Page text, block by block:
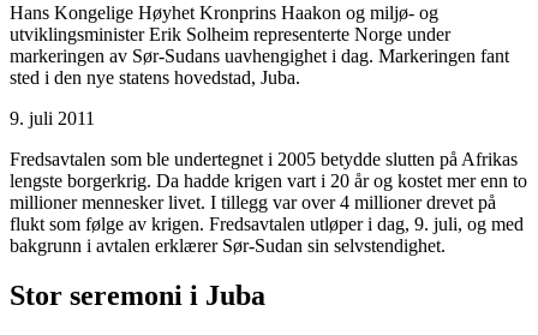
Hans Kongelige Høyhet Kronprins Haakon og miljø- og
utviklingsminister Erik Solheim representerte Norge under
markeringen av Sør-Sudans uavhengighet i dag. Markeringen fant
sted i den nye statens hovedstad, Juba.
9. juli 2011
Fredsavtalen som ble undertegnet i 2005 betydde slutten på Afrikas
lengste borgerkrig. Da hadde krigen vart i 20 år og kostet mer enn to
millioner mennesker livet. I tillegg var over 4 millioner drevet på
flukt som følge av krigen. Fredsavtalen utløper i dag, 9. juli, og med
bakgrunn i avtalen erklærer Sør-Sudan sin selvstendighet.
Stor seremoni i Juba